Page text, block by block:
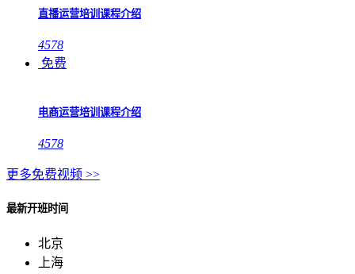
直播运营培训课程介绍
4578
免费
电商运营培训课程介绍
4578
更多免费视频 >>
最新开班时间
北京
上海